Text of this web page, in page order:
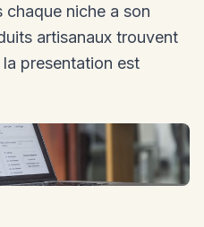
chaque niche a son
artisanaux trouvent
presentation est